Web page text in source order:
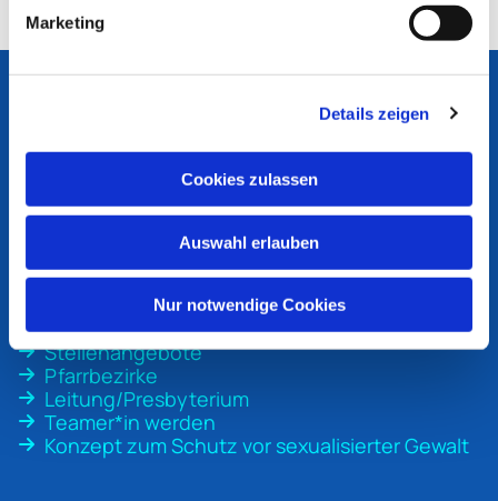
Marketing
Details zeigen
Cookies zulassen
Auswahl erlauben
Nur notwendige Cookies
ev-kirche-bottrop@ekvw.de
Unsere Gemeinde
Stellenangebote
Pfarrbezirke
Leitung/Presbyterium
Teamer*in werden
Konzept zum Schutz vor sexualisierter Gewalt